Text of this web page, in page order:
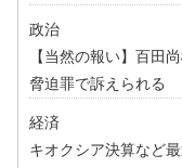
政治
【当然の報い】百田
脅迫罪で訴えられる
経済
キオクシア決算など